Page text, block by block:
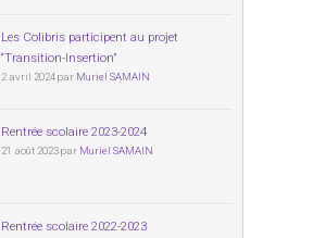
Les Colibris participent au projet
“Transition-Insertion”
2 avril 2024 par Muriel SAMAIN
Rentrée scolaire 2023-2024
21 août 2023 par Muriel SAMAIN
Rentrée scolaire 2022-2023